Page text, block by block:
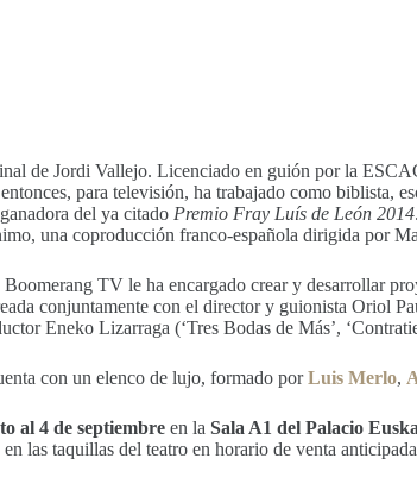
de Jordi Vallejo. Licenciado en guión por la
para televisión, ha trabajado como biblista,
del ya citado Premio Fray Luís de León 2014
una coproducción franco-española dirigida por
TV le ha encargado crear y desarrollar
conjuntamente con el director y guionista Oriol
Eneko Lizarraga (‘Tres Bodas de Más’,
con un elenco de lujo, formado porLuis Merlo,
al 4 de septiembre en la Sala A1 del Palacio
las taquillas del teatro en horario de venta